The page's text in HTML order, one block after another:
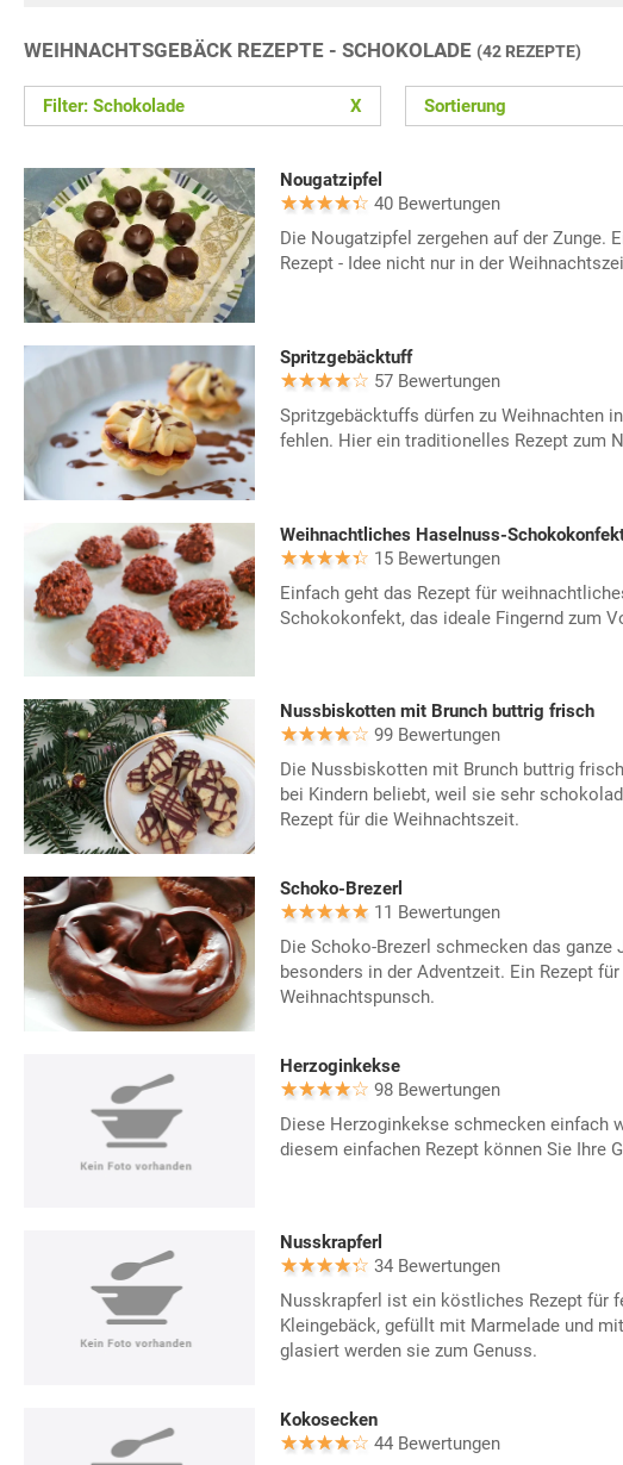
WEIHNACHTSGEBÄCK REZEPTE - SCHOKOLADE (42 REZEPTE)
Filter: Schokolade X Sortierung
Nougatzipfel
40 Bewertungen
Die Nougatzipfel zergehen auf der Zunge.
Rezept - Idee nicht nur in der
Spritzgebäcktuff
57 Bewertungen
Spritzgebäcktuffs dürfen zu Weihnachten
fehlen. Hier ein traditionelles Rezept zum
Weihnachtliches Haselnuss-
15 Bewertungen
Einfach geht das Rezept für
Schokokonfekt, das ideale Fingernd zum
Nussbiskotten mit Brunch buttrig frisch
99 Bewertungen
Die Nussbiskotten mit Brunch buttrig
bei Kindern beliebt, weil sie sehr
Rezept für die Weihnachtszeit.
Schoko-Brezerl
11 Bewertungen
Die Schoko-Brezerl schmecken das ganze
besonders in der Adventzeit. Ein Rezept für
Weihnachtspunsch.
Herzoginkekse
98 Bewertungen
Diese Herzoginkekse schmecken einfach
diesem einfachen Rezept können Sie Ihre
Nusskrapferl
34 Bewertungen
Nusskrapferl ist ein köstliches Rezept für
Kleingebäck, gefüllt mit Marmelade und
glasiert werden sie zum Genuss.
Kokosecken
44 Bewertungen